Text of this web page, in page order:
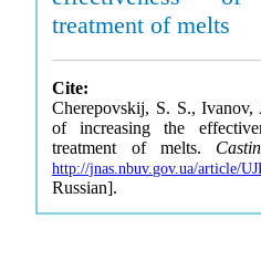
treatment of melts
Cite:
Cherepovskij, S. S.,
of increasing the
treatment of melts.
http://jnas.nbuv.gov.ua/article/
Russian].